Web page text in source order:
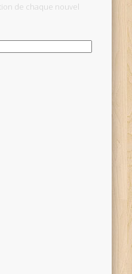
de chaque nouvel